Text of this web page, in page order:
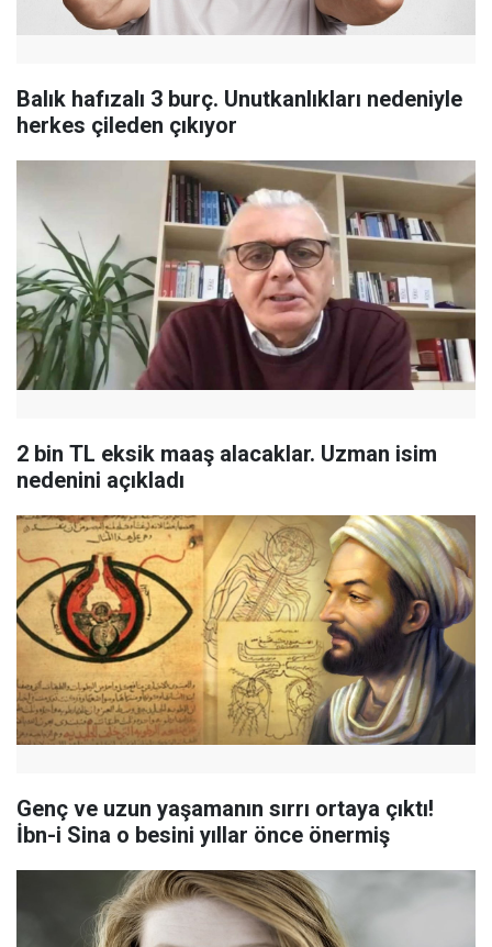
Balık hafızalı 3 burç. Unutkanlıkları nedeniyle
herkes çileden çıkıyor
2 bin TL eksik maaş alacaklar. Uzman isim
nedenini açıkladı
Genç ve uzun yaşamanın sırrı ortaya çıktı!
İbn-i Sina o besini yıllar önce önermiş